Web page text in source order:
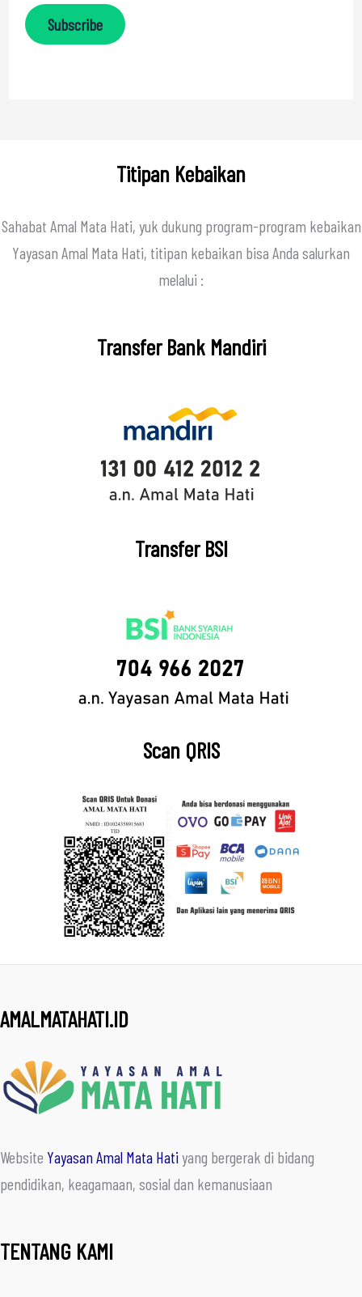
Subscribe
Titipan Kebaikan
Sahabat Amal Mata Hati, yuk dukung program-program kebaikan
Yayasan Amal Mata Hati, titipan kebaikan bisa Anda salurkan
melalui :
Transfer Bank Mandiri
Transfer BSI
Scan QRIS
AMALMATAHATI.ID
Website Yayasan Amal Mata Hatiyang bergerak di bidang
pendidikan, keagamaan, sosial dan kemanusiaan
TENTANG KAMI